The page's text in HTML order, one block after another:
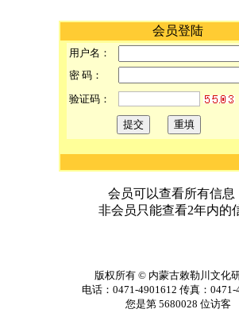
会员登陆
用户名：
密 码：
验证码：
会员可以查看所有信息
非会员只能查看2年内的
版权所有 ©内蒙古敕勒川文化
电话：0471-4901612 传真：0471-
您是第 5680028 位访客